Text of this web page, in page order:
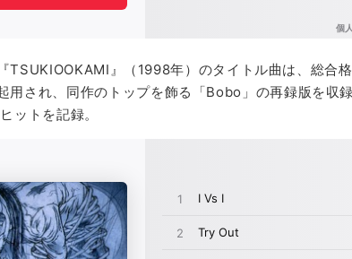
TSUKIOOKAMI』（1998年）のタイトル曲は、総合
用され、同作のトップを飾る「Bobo」の再録版を収
ットを記録。